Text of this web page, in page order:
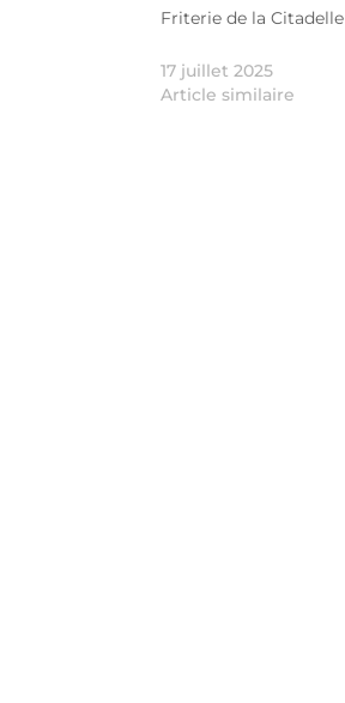
Friterie de la Citadelle
17 juillet 2025
Article similaire